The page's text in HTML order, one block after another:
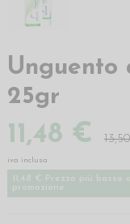
Unguento
25gr
11,48 €
iva inclusa
11,48 € Prezzo più
promozione